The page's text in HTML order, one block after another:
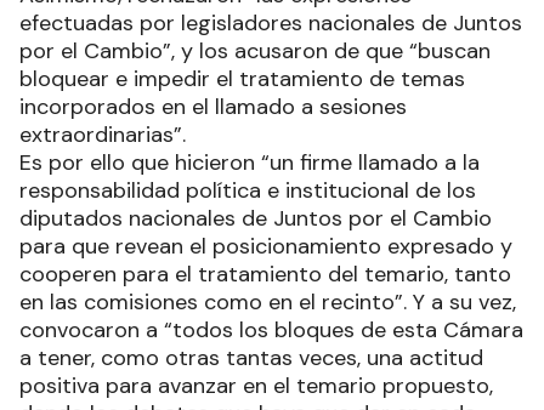
efectuadas por legisladores nacionales de Juntos
por el Cambio”, y los acusaron de que “buscan
bloquear e impedir el tratamiento de temas
incorporados en el llamado a sesiones
extraordinarias”.
Es por ello que hicieron “un firme llamado a la
responsabilidad política e institucional de los
diputados nacionales de Juntos por el Cambio
para que revean el posicionamiento expresado y
cooperen para el tratamiento del temario, tanto
en las comisiones como en el recinto”. Y a su vez,
convocaron a “todos los bloques de esta Cámara
a tener, como otras tantas veces, una actitud
positiva para avanzar en el temario propuesto,